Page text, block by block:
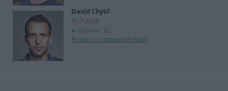
David Chytil
31.7.2026
Diskuse: 32
Právo na opravu přichází